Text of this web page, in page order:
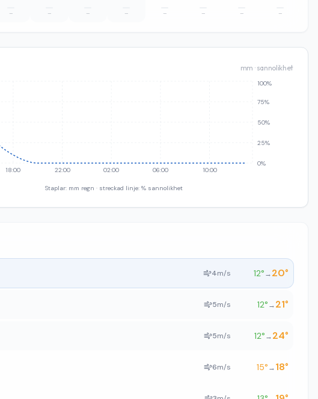
– – – – – – – –
mm · sannolikhet
18:00 22:00 02:00 06:00 10:00
0%
25%
50%
75%
100%
Staplar: mm regn · streckad linje: % sannolikhet
4m/s 12°→20°
5m/s 12°→21°
5m/s 12°→24°
6m/s 15°→18°